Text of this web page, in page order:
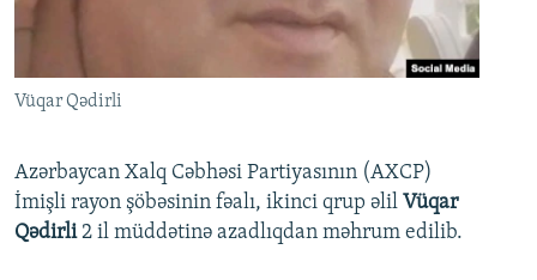
Vüqar Qədirli
Azərbaycan Xalq Cəbhəsi Partiyasının (AXCP)
İmişli rayon şöbəsinin fəalı, ikinci qrup əlil Vüqar
Qədirli2 il müddətinə azadlıqdan məhrum edilib.